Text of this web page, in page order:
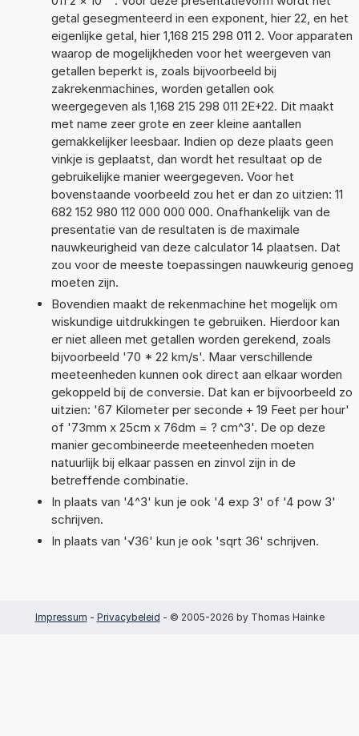
getal gesegmenteerd in een exponent, hier 22, en het
eigenlijke getal, hier 1,168 215 298 011 2. Voor apparaten
waarop de mogelijkheden voor het weergeven van
getallen beperkt is, zoals bijvoorbeeld bij
zakrekenmachines, worden getallen ook
weergegeven als 1,168 215 298 011 2E+22. Dit maakt
met name zeer grote en zeer kleine aantallen
gemakkelijker leesbaar. Indien op deze plaats geen
vinkje is geplaatst, dan wordt het resultaat op de
gebruikelijke manier weergegeven. Voor het
bovenstaande voorbeeld zou het er dan zo uitzien: 11
682 152 980 112 000 000 000. Onafhankelijk van de
presentatie van de resultaten is de maximale
nauwkeurigheid van deze calculator 14 plaatsen. Dat
zou voor de meeste toepassingen nauwkeurig genoeg
moeten zijn.
Bovendien maakt de rekenmachine het mogelijk om
wiskundige uitdrukkingen te gebruiken. Hierdoor kan
er niet alleen met getallen worden gerekend, zoals
bijvoorbeeld '70 * 22 km/s'. Maar verschillende
meeteenheden kunnen ook direct aan elkaar worden
gekoppeld bij de conversie. Dat kan er bijvoorbeeld zo
uitzien: '67 Kilometer per seconde + 19 Feet per hour'
of '73mm x 25cm x 76dm = ? cm^3'. De op deze
manier gecombineerde meeteenheden moeten
natuurlijk bij elkaar passen en zinvol zijn in de
betreffende combinatie.
In plaats van '4^3' kun je ook '4 exp 3' of '4 pow 3'
schrijven.
In plaats van '√36' kun je ook 'sqrt 36' schrijven.
Impressum - Privacybeleid - © 2005-2026 by Thomas Hainke